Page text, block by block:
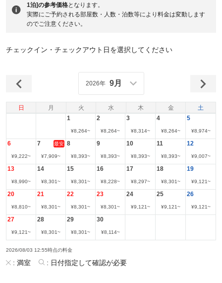
1泊]の参考価格となります。
実際にご予約される部屋数・人数・泊数等により料金は変動します
のでご注意ください。
チェックイン・チェックアウト日を選択してください
日 月 火 水 木 金 土
2026年 9月
1
¥8,264~
2
¥8,264~
3
¥8,314~
4
¥8,264~
5
¥8,974~
6
¥9,222~
7 最安
¥7,909~
8
¥8,393~
9
¥8,393~
10
¥8,393~
11
¥8,393~
12
¥9,007~
13
¥8,990~
14
¥8,301~
15
¥8,301~
16
¥8,228~
17
¥8,297~
18
¥8,301~
19
¥9,121~
20
¥8,810~
21
¥8,301~
22
¥8,301~
23
¥8,301~
24
¥9,121~
25
¥9,121~
26
¥9,121~
27
¥9,121~
28
¥8,301~
29
¥8,301~
30
¥8,114~
2026/08/03 12:55時点の料金
: 満室 : 日付指定して確認が必要